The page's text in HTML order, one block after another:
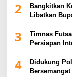
2
Bangkitkan
Libatkan
3
Timnas
Persiapan
4
Didukung